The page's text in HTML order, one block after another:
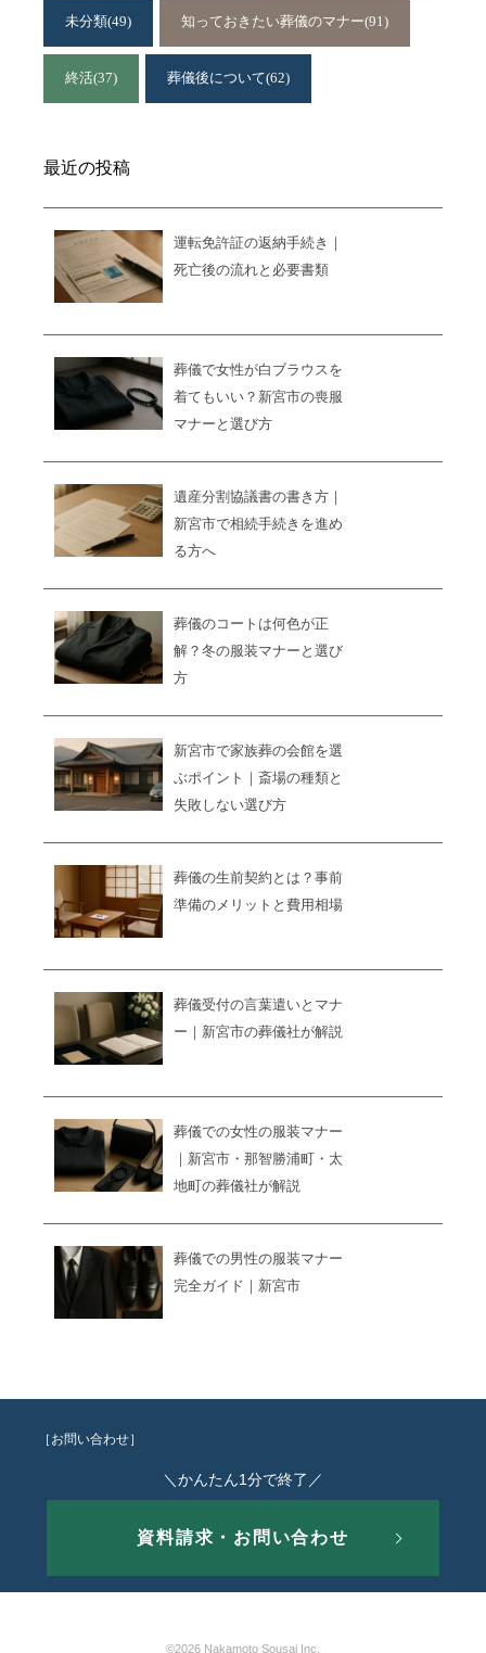
未分類(49) 知っておきたい葬儀のマナー(91)
終活(37) 葬儀後について(62)
最近の投稿
運転免許証の返納手続き｜
死亡後の流れと必要書類
葬儀で女性が白ブラウスを
着てもいい？新宮市の喪服
マナーと選び方
遺産分割協議書の書き方｜
新宮市で相続手続きを進め
る方へ
葬儀のコートは何色が正
解？冬の服装マナーと選び
方
新宮市で家族葬の会館を選
ぶポイント｜斎場の種類と
失敗しない選び方
葬儀の生前契約とは？事前
準備のメリットと費用相場
葬儀受付の言葉遣いとマナ
ー｜新宮市の葬儀社が解説
葬儀での女性の服装マナー
｜新宮市・那智勝浦町・太
地町の葬儀社が解説
葬儀での男性の服装マナー
完全ガイド｜新宮市
［お問い合わせ］
＼かんたん1分で終了／
資料請求・お問い合わせ
©2026 Nakamoto Sousai Inc.